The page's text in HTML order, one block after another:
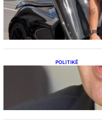
Ish-banori i
Kuqi ua
dëshmi për
POLITIKË
Përplasja
Kërçeli i
aleancën